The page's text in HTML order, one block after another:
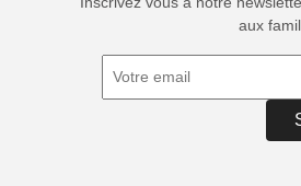
aux